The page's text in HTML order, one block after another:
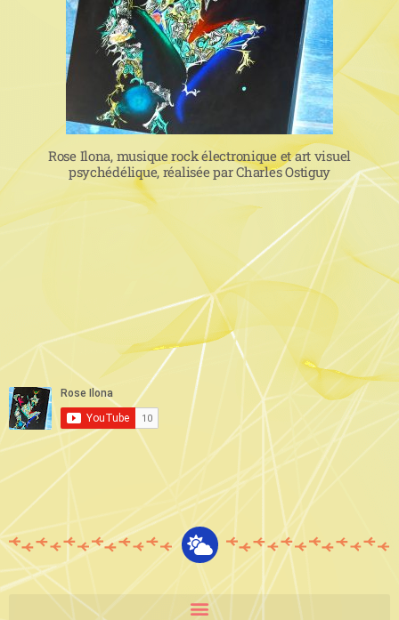
Rose Ilona, musique rock électronique et art visuel
psychédélique, réalisée par Charles Ostiguy